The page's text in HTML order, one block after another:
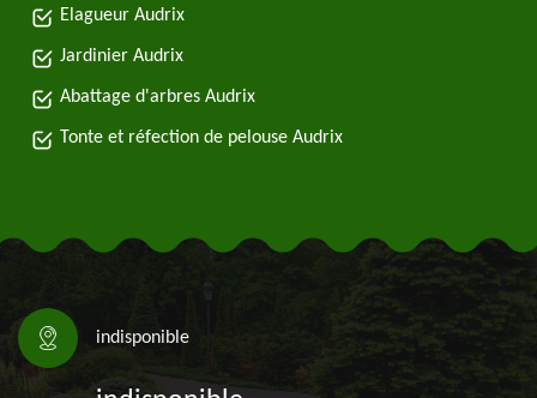
Elagueur Audrix
Jardinier Audrix
Abattage d'arbres Audrix
Tonte et réfection de pelouse Audrix
indisponible